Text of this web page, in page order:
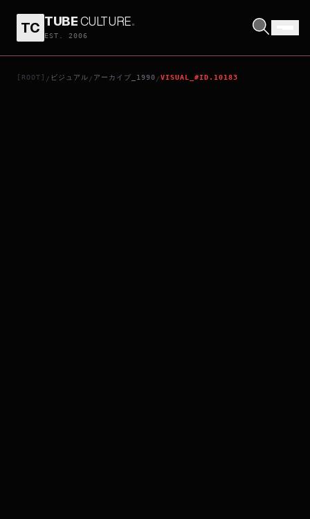
TC TUBECULTURE.
EST. 2006
[ROOT] / ビジュアル / アーカイブ_1990 /VISUAL_#ID.10183
老婆，你好嘢！